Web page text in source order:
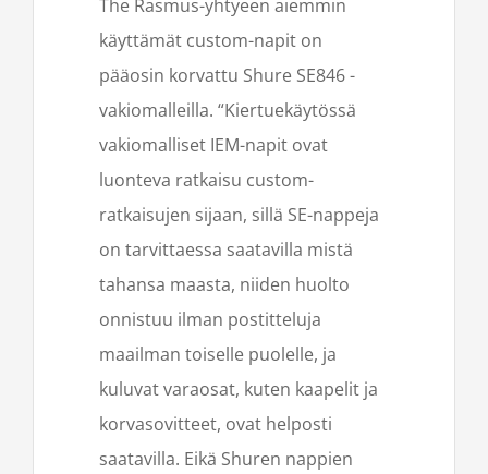
The Rasmus-yhtyeen aiemmin
käyttämät custom-napit on
pääosin korvattu Shure SE846 -
vakiomalleilla. “Kiertuekäytössä
vakiomalliset IEM-napit ovat
luonteva ratkaisu custom-
ratkaisujen sijaan, sillä SE-nappeja
on tarvittaessa saatavilla mistä
tahansa maasta, niiden huolto
onnistuu ilman postitteluja
maailman toiselle puolelle, ja
kuluvat varaosat, kuten kaapelit ja
korvasovitteet, ovat helposti
saatavilla. Eikä Shuren nappien